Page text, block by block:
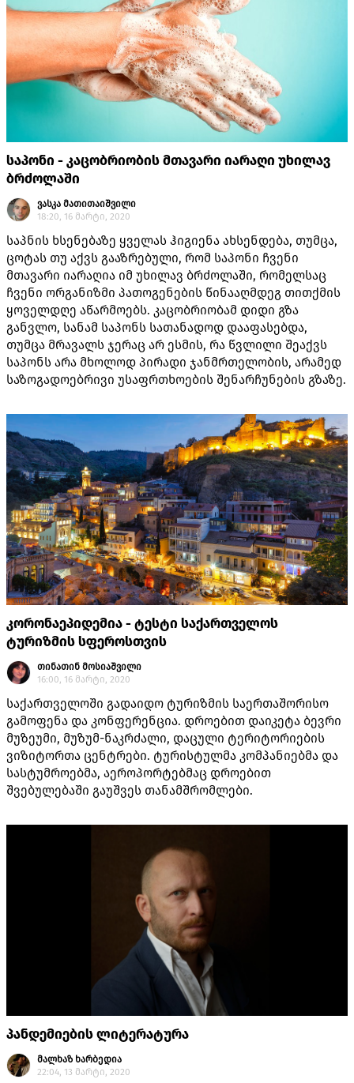
საპონი - კაცობრიობის მთავარი იარაღი უხილავ
ბრძოლაში
ვასკა მათითაიშვილი
18:20, 16 მარტი, 2020
საპნის ხსენებაზე ყველას ჰიგიენა ახსენდება, თუმცა,
ცოტას თუ აქვს გააზრებული, რომ საპონი ჩვენი
მთავარი იარაღია იმ უხილავ ბრძოლაში, რომელსაც
ჩვენი ორგანიზმი პათოგენების წინააღმდეგ თითქმის
ყოველდღე აწარმოებს. კაცობრიობამ დიდი გზა
განვლო, სანამ საპონს სათანადოდ დააფასებდა,
თუმცა მრავალს ჯერაც არ ესმის, რა წვლილი შეაქვს
საპონს არა მხოლოდ პირადი ჯანმრთელობის, არამედ
საზოგადოებრივი უსაფრთხოების შენარჩუნების გზაზე.
კორონაეპიდემია - ტესტი საქართველოს
ტურიზმის სფეროსთვის
თინათინ მოსიაშვილი
16:00, 16 მარტი, 2020
საქართველოში გადაიდო ტურიზმის საერთაშორისო
გამოფენა და კონფერენცია. დროებით დაიკეტა ბევრი
მუზეუმი, მუზუმ-ნაკრძალი, დაცული ტერიტორიების
ვიზიტორთა ცენტრები. ტურისტულმა კომპანიებმა და
სასტუმროებმა, აეროპორტებმაც დროებით
შვებულებაში გაუშვეს თანამშრომლები.
პანდემიების ლიტერატურა
მალხაზ ხარბედია
22:04, 13 მარტი, 2020